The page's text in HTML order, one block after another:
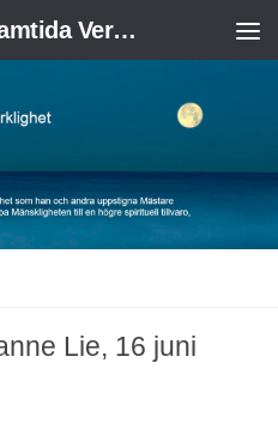
Välkomna till en Ny Framtida Verklighet
Lie, 16 juni